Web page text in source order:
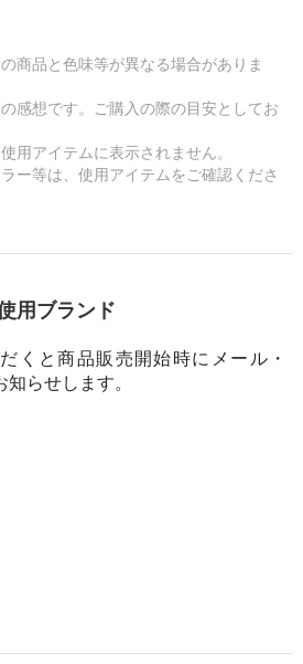
商品と色味等が異なる場合がありま
感想です。ご購入の際の目安としてお
用アイテムに表示されません。
ー等は、使用アイテムをご確認くださ
用ブランド
くと商品販売開始時にメール・
知らせします。